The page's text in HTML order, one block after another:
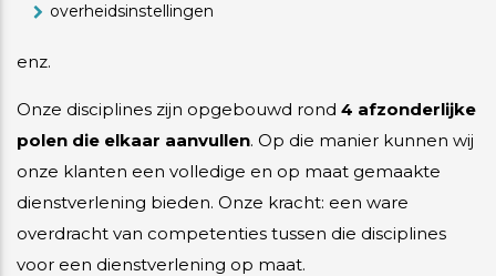
overheidsinstellingen
enz.
Onze disciplines zijn opgebouwd rond 4 afzonderlijke
polen die elkaar aanvullen. Op die manier kunnen wij
onze klanten een volledige en op maat gemaakte
dienstverlening bieden. Onze kracht: een ware
overdracht van competenties tussen die disciplines
voor een dienstverlening op maat.